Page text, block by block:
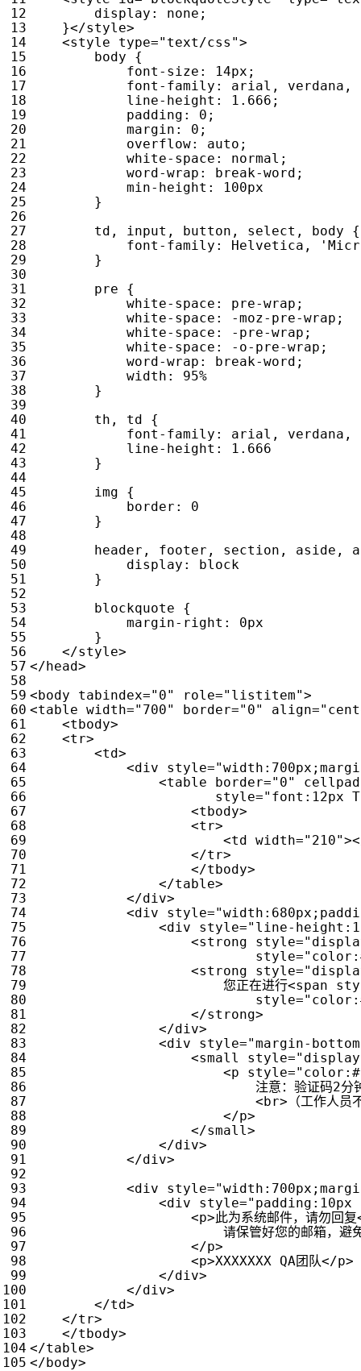
display : none ;
}</style>
<style type="text/css">
body
{
font-size : 14px ;
font-family : arial , verdana ,
line-height : 1.666 ;
padding : 0 ;
margin : 0 ;
overflow: auto ;
white-space : normal ;
word-wrap : break-word ;
min-height : 100px
}
td , input , button , select , body
{
font-family : Helvetica ,
}
pre
{
white-space : pre-wrap ;
white-space : -moz- pre-wrap ;
white-space : - pre-wrap ;
white-space : -o- pre-wrap ;
word-wrap : break-word ;
width : 95%
}
th , td
{
font-family : arial , verdana ,
line-height :
1.666
}
img
{
border :
0
}
header , footer , section , aside ,
display :
block
}
blockquote
{
margin-right : 0px
}
</style>
</head>
<body tabindex="0" role="listitem">
<table width="700" border="0" align=
<tbody>
<tr>
<td>
<div style=
<table border="0"
style="font:12px
<tbody>
<tr>
<td width="210"
</tr>
</tbody>
</table>
</div>
<div style=
<div style="line-
<strong style=
style=
<strong style=
                        您正在进行
<span
style=
</strong>
</div>
<div style="margin-
<small style=
<p style=
注意：验证码2分钟有
<br> （工作人
</p>
</small >
</div>
</div>
<div style=
<div style=
<p>此为系统邮件，请勿回复
请保管好您的邮箱，避免
</p>
<p>XXXXXXX QA团队</p>
</div>
</div>
</td>
</tr>
</tbody>
</table>
</body>